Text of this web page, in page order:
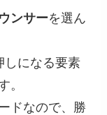
ンサーを選ん
しになる要素
。
ドなので、勝